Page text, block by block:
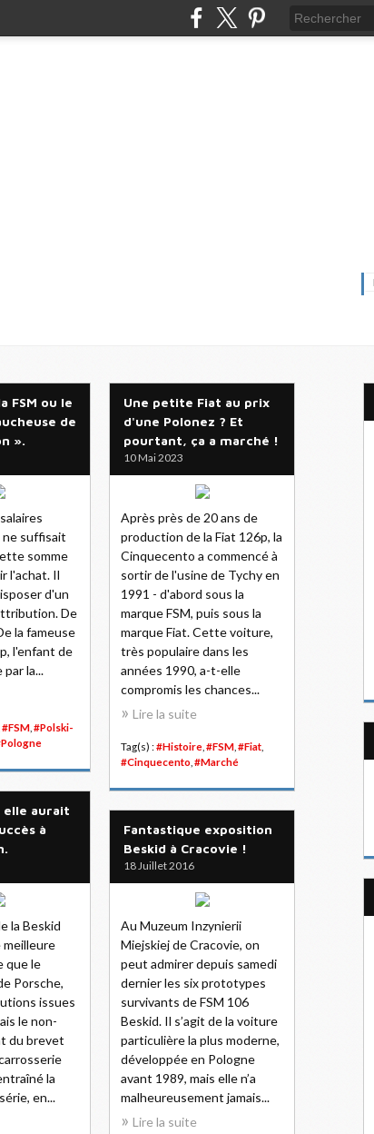
FSM ou le
de
».
ne suffisait
somme
l'achat. Il
d'un
De
la fameuse
l'enfant de
par la...
#FSM #Polski-
Une petite Fiat au prix
d'une Polonez ? Et
pourtant, ça a marché !
10 Mai 2023
Après près de 20 ans de
production de la Fiat 126p, la
Cinquecento a commencé à
sortir de l'usine de Tychy en
1991 - d'abord sous la
marque FSM, puis sous la
marque Fiat. Cette voiture,
très populaire dans les
années 1990, a-t-elle
compromis les chances...
Lire la suite
Tag(s) : #Histoire #FSM #Fiat
#Cinquecento #Marché
elle aurait
à
la Beskid
que le
Porsche,
issues
le non-
du brevet
la
en...
Fantastique exposition
Beskid à Cracovie !
18 Juillet 2016
Au Muzeum Inzynierii
Miejskiej de Cracovie, on
peut admirer depuis samedi
dernier les six prototypes
survivants de FSM 106
Beskid. Il s’agit de la voiture
particulière la plus moderne,
développée en Pologne
avant 1989, mais elle n’a
malheureusement jamais...
Lire la suite